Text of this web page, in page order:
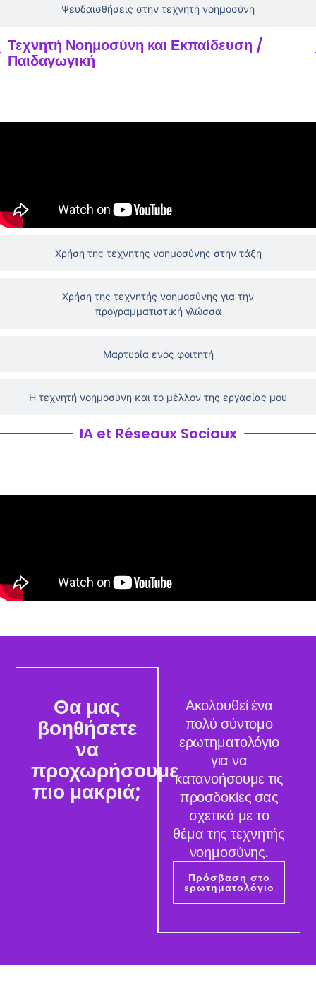
Ψευδαισθήσεις στην τεχνητή νοημοσύνη
Τεχνητή Νοημοσύνη και Εκπαίδευση /
Παιδαγωγική
Χρήση της τεχνητής νοημοσύνης στην τάξη
Χρήση της τεχνητής νοημοσύνης για την
προγραμματιστική γλώσσα
Μαρτυρία ενός φοιτητή
Η τεχνητή νοημοσύνη και το μέλλον της εργασίας μου
IA et Réseaux Sociaux
Θα μας
βοηθήσετε
να
προχωρήσουμε
πιο μακριά;
Ακολουθεί ένα
πολύ σύντομο
ερωτηματολόγιο
για να
κατανοήσουμε τις
προσδοκίες σας
σχετικά με το
θέμα της τεχνητής
νοημοσύνης.
Πρόσβαση στο
ερωτηματολόγιο